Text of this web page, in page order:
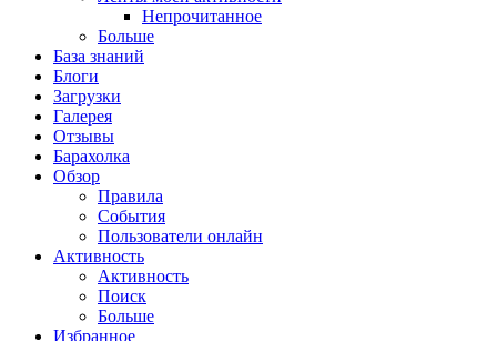
Непрочитанное
Больше
База знаний
Блоги
Загрузки
Галерея
Отзывы
Барахолка
Обзор
Правила
События
Пользователи онлайн
Активность
Активность
Поиск
Больше
Избранное